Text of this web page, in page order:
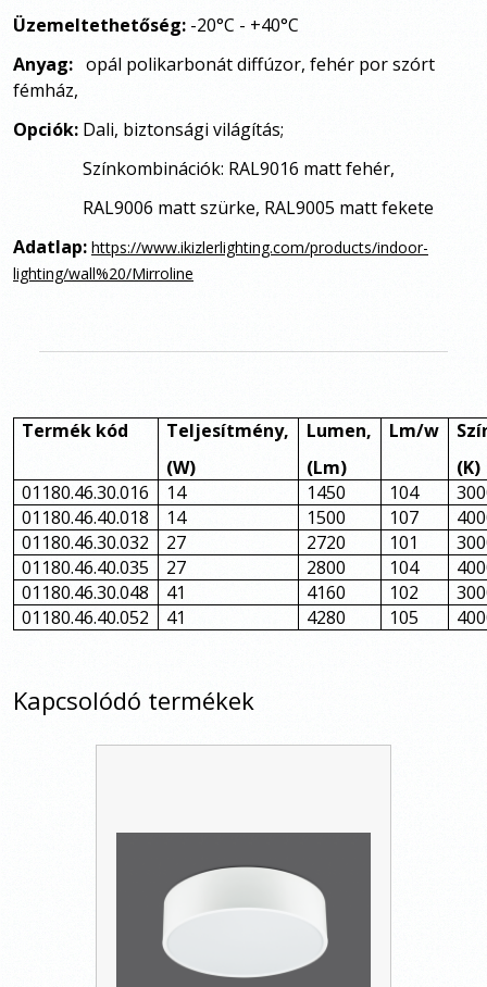
Üzemeltethetőség: -20°C - +40°C
Anyag: opál polikarbonát diffúzor, fehér por szórt
fémház,
Opciók: Dali, biztonsági világítás;
Színkombinációk: RAL9016 matt fehér,
RAL9006 matt szürke, RAL9005 matt fekete
Adatlap: https://www.ikizlerlighting.com/products/indoor-
lighting/wall%20/Mirroline
Termék kód
Teljesítmény,
(W)
Lumen,
(Lm)
Lm/w
(K)
01180.46.30.016
14 1450 104
01180.46.40.018
14 1500 107
01180.46.30.032
27 2720 101
01180.46.40.035
27 2800 104
01180.46.30.048
41 4160 102
01180.46.40.052
41 4280 105
Kapcsolódó termékek